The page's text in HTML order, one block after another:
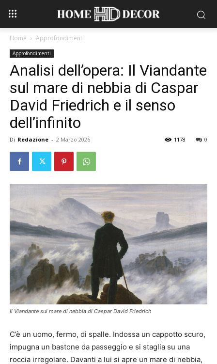
Home Approfondimenti
Approfondimenti
Analisi dell’opera: Il Viandante
sul mare di nebbia di Caspar
David Friedrich e il senso
dell’infinito
Di Redazione - 2 Marzo 2026 0
1178
Il Viandante sul mare di nebbia di Caspar David Friedrich
C’è un uomo, fermo, di spalle. Indossa un cappotto scuro,
impugna un bastone da passeggio e si staglia su una
roccia irregolare. Davanti a lui si apre un mare di nebbia,